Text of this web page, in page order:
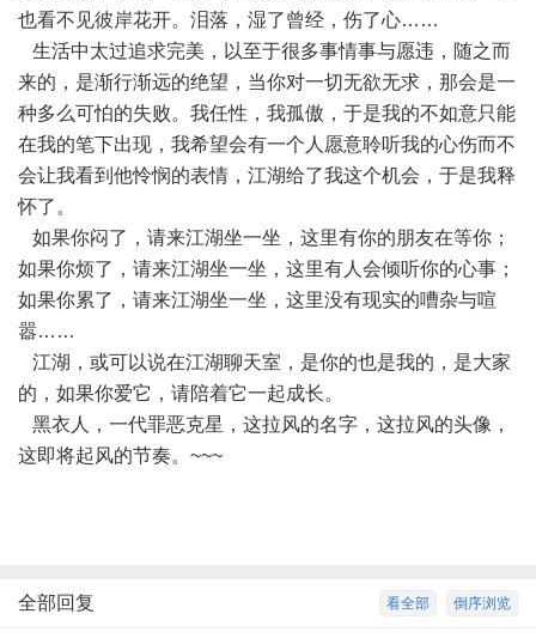
也看不见彼岸花开。泪落，湿了曾经，伤了心……
生活中太过追求完美，以至于很多事情事与愿违，随之而
来的，是渐行渐远的绝望，当你对一切无欲无求，那会是一
种多么可怕的失败。我任性，我孤傲，于是我的不如意只能
在我的笔下出现，我希望会有一个人愿意聆听我的心伤而不
会让我看到他怜悯的表情，江湖给了我这个机会，于是我释
怀了。
如果你闷了，请来江湖坐一坐，这里有你的朋友在等你；
如果你烦了，请来江湖坐一坐，这里有人会倾听你的心事；
如果你累了，请来江湖坐一坐，这里没有现实的嘈杂与喧
嚣……
江湖，或可以说在江湖聊天室，是你的也是我的，是大家
的，如果你爱它，请陪着它一起成长。
黑衣人，一代罪恶克星，这拉风的名字，这拉风的头像，
这即将起风的节奏。~~~
倒序浏览
看全部
全部回复